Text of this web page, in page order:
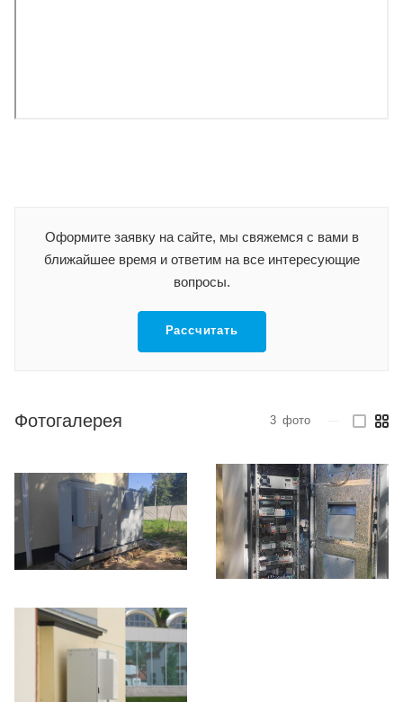
Оформите заявку на сайте, мы свяжемся с вами в
ближайшее время и ответим на все интересующие
вопросы.
Рассчитать
Фотогалерея 3 фото